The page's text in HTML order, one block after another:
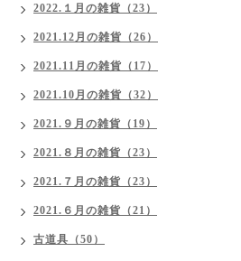
2022.１月の雑貨（23）
2021.12月の雑貨（26）
2021.11月の雑貨（17）
2021.10月の雑貨（32）
2021.９月の雑貨（19）
2021.８月の雑貨（23）
2021.７月の雑貨（23）
2021.６月の雑貨（21）
古道具（50）